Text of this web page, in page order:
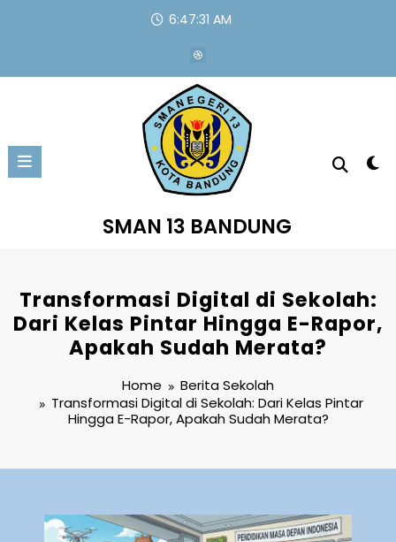
6:47:33 AM
SMAN 13 BANDUNG
Transformasi Digital di Sekolah:
Dari Kelas Pintar Hingga E-Rapor,
Apakah Sudah Merata?
Home
Berita Sekolah
Transformasi Digital di Sekolah: Dari Kelas Pintar
Hingga E-Rapor, Apakah Sudah Merata?